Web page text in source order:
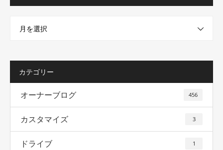
月を選択
カテゴリー
オーナーブログ 456
カスタマイズ 3
ドライブ 1